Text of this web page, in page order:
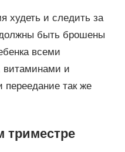
худеть и следить за
быть брошены
всеми
витаминами и
так же
триместре